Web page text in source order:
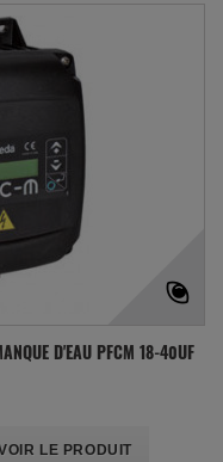
D'EAU PFCM 18-40UF
LE PRODUIT